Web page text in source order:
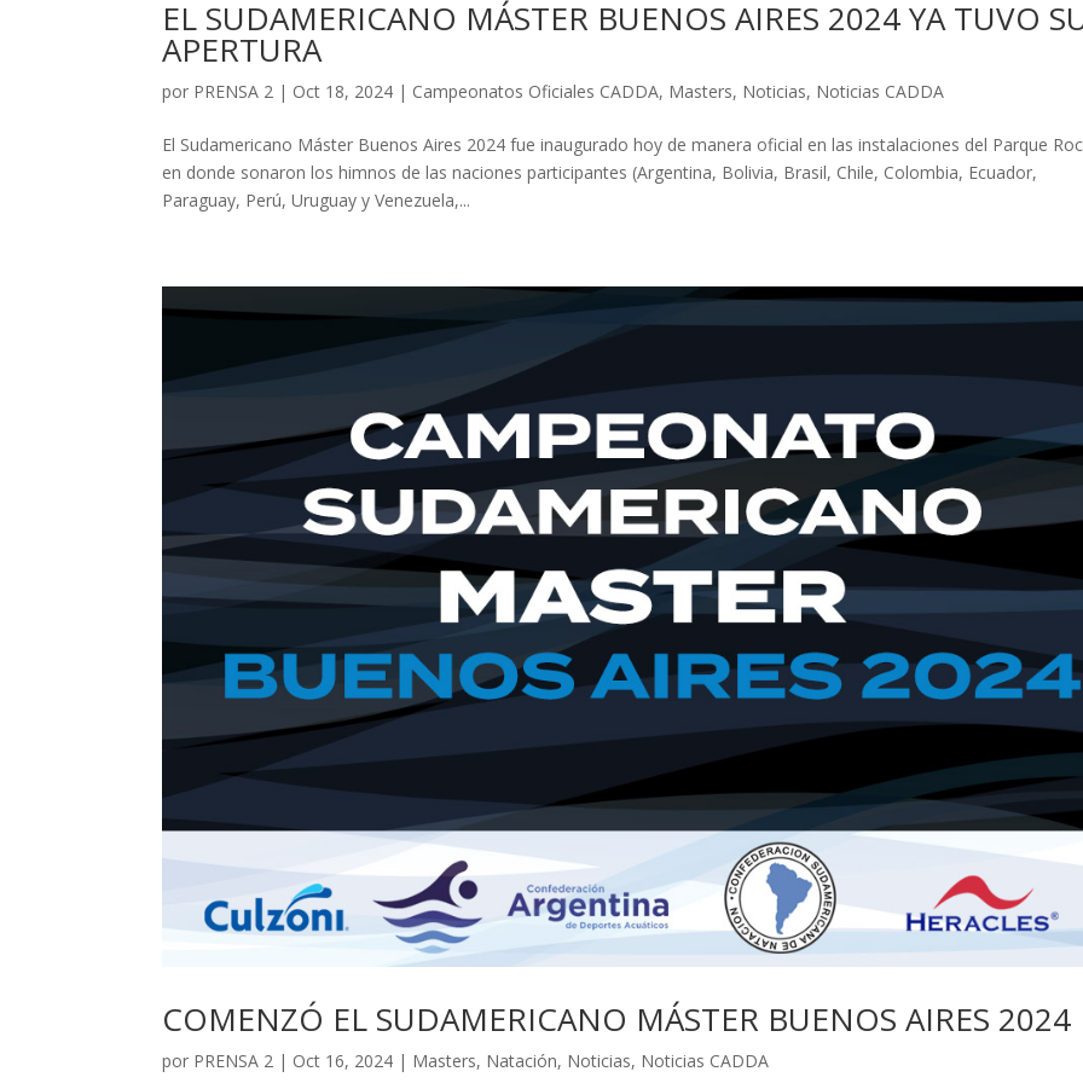
EL SUDAMERICANO MÁSTER BUENOS AIRES 2024 YA TUVO
APERTURA
por PRENSA 2 | Oct 18, 2024 | Campeonatos Oficiales CADDA, Masters, Noticias, Noticias CADDA
El Sudamericano Máster Buenos Aires 2024 fue inaugurado hoy de manera oficial en las instalaciones del Parque
en donde sonaron los himnos de las naciones participantes (Argentina, Bolivia, Brasil, Chile, Colombia, Ecuador,
Paraguay, Perú, Uruguay y Venezuela,...
COMENZÓ EL SUDAMERICANO MÁSTER BUENOS AIRES 2024
por PRENSA 2 | Oct 16, 2024 | Masters, Natación, Noticias, Noticias CADDA